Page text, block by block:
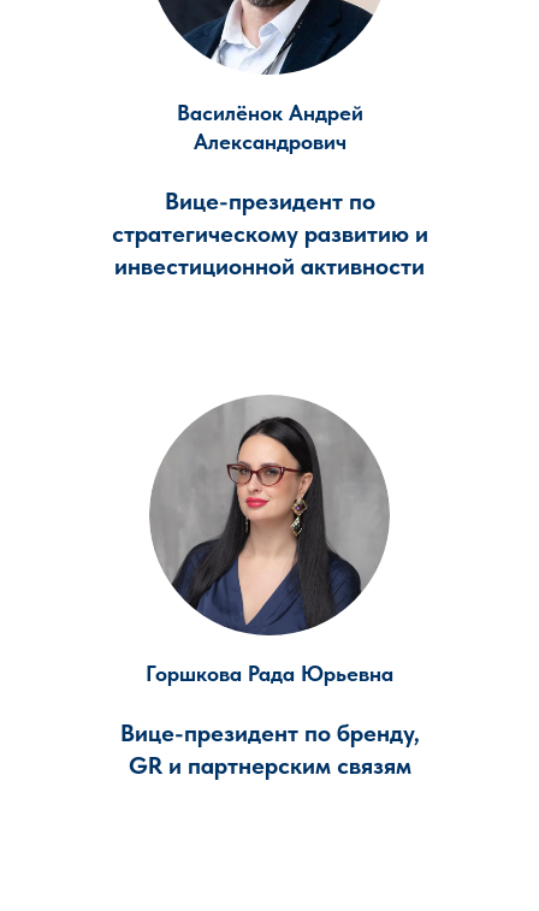
Василёнок Андрей
Александрович
Вице-президент по
стратегическому развитию и
инвестиционной активности
Горшкова Рада Юрьевна
Вице-президент по бренду,
GR и партнерским связям